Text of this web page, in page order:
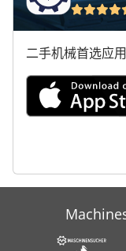
二手机械首选应用